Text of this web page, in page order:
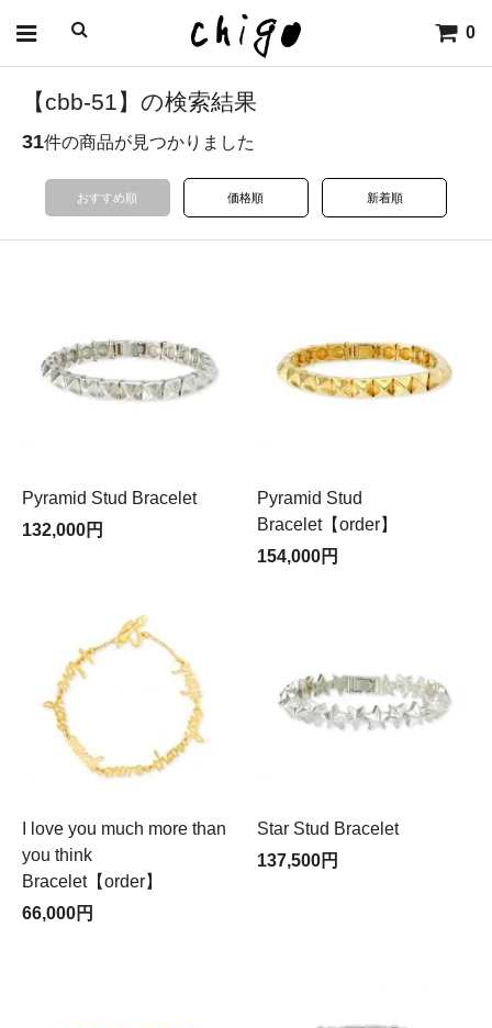
0
【cbb-51】の検索結果
31件の商品が見つかりました
おすすめ順 価格順 新着順
Pyramid Stud Bracelet
132,000円
Pyramid Stud
Bracelet【order】
154,000円
I love you much more than
you think
Bracelet【order】
66,000円
Star Stud Bracelet
137,500円